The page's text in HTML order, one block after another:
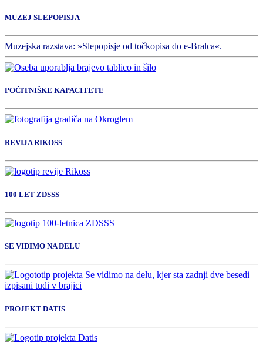
MUZEJ SLEPOPISJA
Muzejska razstava: »Slepopisje od točkopisa do e-Bralca«.
POČITNIŠKE KAPACITETE
REVIJA RIKOSS
100 LET ZDSSS
SE VIDIMO NA DELU
PROJEKT DATIS